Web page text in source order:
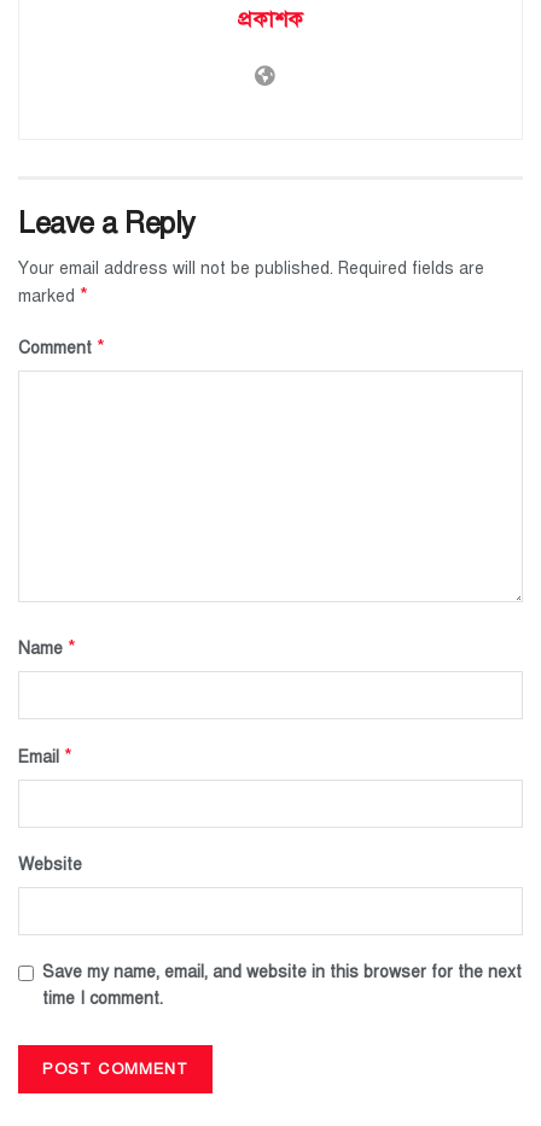
প্রকাশক
Leave a Reply
Your email address will not be published. Required fields are
marked *
Comment *
Name *
Email *
Website
Save my name, email, and website in this browser for the next
time I comment.